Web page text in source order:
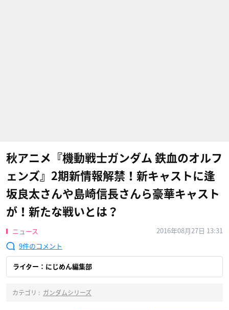
秋アニメ『機動戦士ガンダム 鉄血のオルフ
ェンズ』2期新情報解禁！新キャストに逢
坂良太さんや島崎信長さんら豪華キャスト
が！新たな戦いとは？
ニュース
2016年08月27日 13:31
9
ライター：にじめん編集部
カテゴリ : ガンダムシリーズ